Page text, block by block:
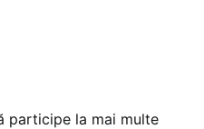
participe la mai multe